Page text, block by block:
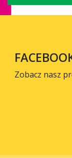
Zobacz nasz